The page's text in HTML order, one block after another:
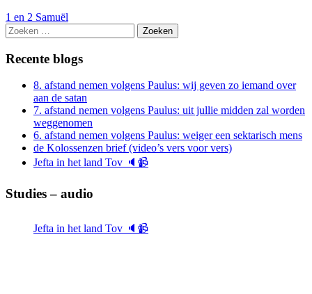
1 en 2 Samuël
Zoeken
naar:
Recente blogs
8. afstand nemen volgens Paulus: wij geven zo iemand over
aan de satan
7. afstand nemen volgens Paulus: uit jullie midden zal worden
weggenomen
6. afstand nemen volgens Paulus: weiger een sektarisch mens
de Kolossenzen brief (video’s vers voor vers)
Jefta in het land Tov 🔈📹
Studies – audio
Jefta in het land Tov 🔈📹